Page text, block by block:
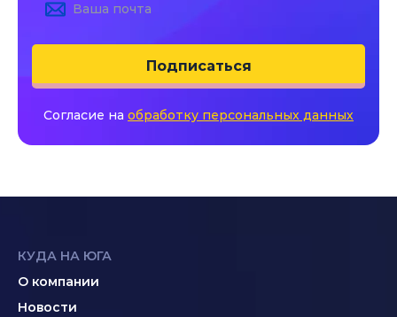
Подписаться
Согласие на обработку персональных данных
КУДА НА ЮГА
О компании
Новости